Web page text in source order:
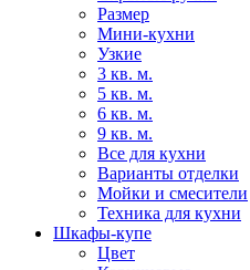
Размер
Мини-кухни
Узкие
3 кв. м.
5 кв. м.
6 кв. м.
9 кв. м.
Все для кухни
Варианты отделки
Мойки и смесители
Техника для кухни
Шкафы-купе
Цвет